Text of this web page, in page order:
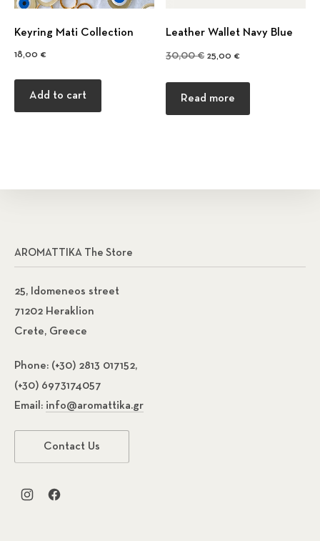
Keyring Mati Collection
18,00 €
Add to cart
Leather Wallet Navy Blue
30,00€ Original price was: 30,00
25,00 €
Read more
AROMATTIKA The Store
25, Idomeneos street
71202 Heraklion
Crete, Greece
Phone: (+30) 2813 017152,
(+30) 6973174057
Email: info@aromattika.gr
Contact Us
New Window
New Window